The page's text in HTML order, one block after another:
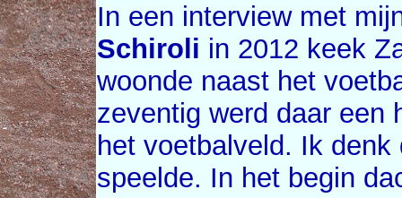
In een interview met
Schiroli in 2012 keek
woonde naast het
zeventig werd daar een
het voetbalveld. Ik
speelde. In het begin